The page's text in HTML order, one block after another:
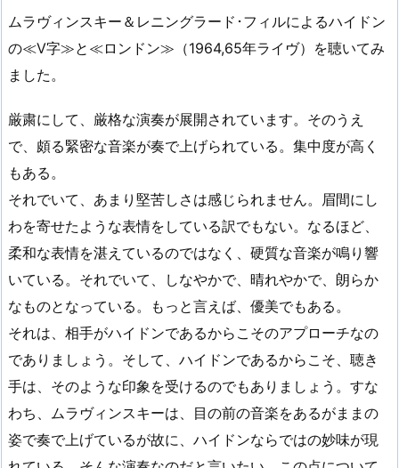
ムラヴィンスキー＆レニングラード･フィルによるハイドン
の≪V字≫と≪ロンドン≫（1964,65年ライヴ）を聴いてみ
ました。
厳粛にして、厳格な演奏が展開されています。そのうえ
で、頗る緊密な音楽が奏で上げられている。集中度が高く
もある。
それでいて、あまり堅苦しさは感じられません。眉間にし
わを寄せたような表情をしている訳でもない。なるほど、
柔和な表情を湛えているのではなく、硬質な音楽が鳴り響
いている。それでいて、しなやかで、晴れやかで、朗らか
なものとなっている。もっと言えば、優美でもある。
それは、相手がハイドンであるからこそのアプローチなの
でありましょう。そして、ハイドンであるからこそ、聴き
手は、そのような印象を受けるのでもありましょう。すな
わち、ムラヴィンスキーは、目の前の音楽をあるがままの
姿で奏で上げているが故に、ハイドンならではの妙味が現